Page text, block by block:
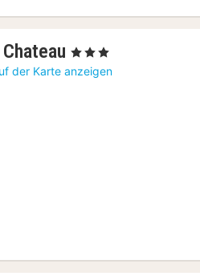
1
Nacht
, 3 Sterne
der Karte anzeigen